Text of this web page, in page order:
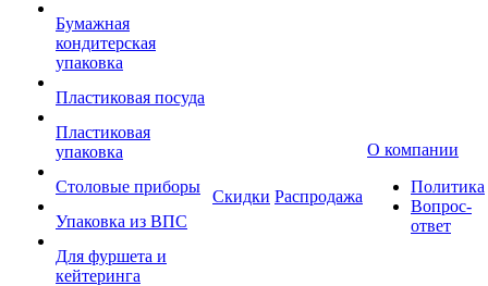
Бумажная
кондитерская
упаковка
Пластиковая посуда
Пластиковая
упаковка
Столовые приборы
Упаковка из ВПС
Для фуршета и
кейтеринга
Скидки Распродажа
О компании
Политика
Вопрос-
ответ